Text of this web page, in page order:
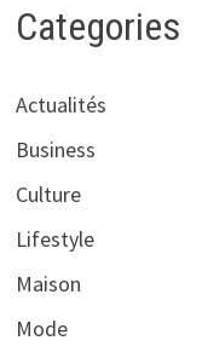
Categories
Actualités
Business
Culture
Lifestyle
Maison
Mode